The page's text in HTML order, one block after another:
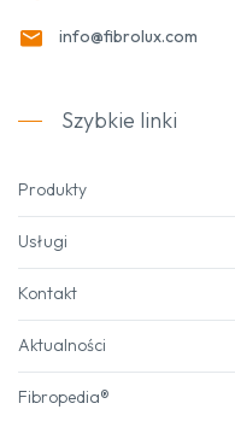
info@fibrolux.com
Szybkie linki
Produkty
Usługi
Kontakt
Aktualności
Fibropedia®